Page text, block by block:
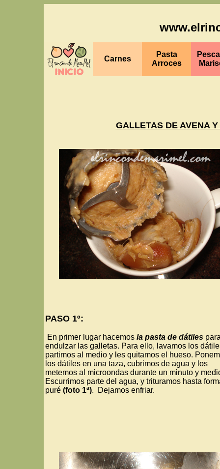
Carnes
Pasta
Arroces
GALLETAS DE AVENA
PASO 1º:
En primer lugar hacemos la pasta de dátiles
endulzar las galletas. Para ello, lavamos los
partimos al medio y les quitamos el hueso.
los dátiles en una taza, cubrimos de agua y los
metemos al microondas durante un minuto y
Escurrimos parte del agua, y trituramos hasta
puré (foto 1ª). Dejamos enfriar.